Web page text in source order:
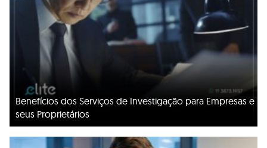
Benefícios dos Serviços de Investigação para Empresas e
seus Proprietários